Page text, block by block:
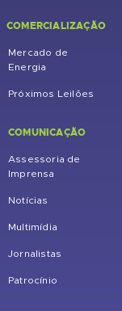
COMERCIALIZAÇÃO
Mercado de
Energia
Próximos Leilões
COMUNICAÇÃO
Assessoria de
Imprensa
Notícias
Multimídia
Jornalistas
Patrocínio